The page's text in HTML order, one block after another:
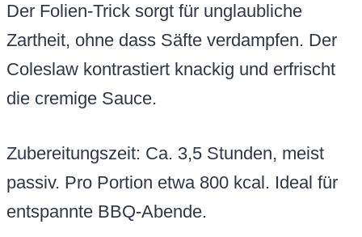
Der Folien-Trick sorgt für unglaubliche
Zartheit, ohne dass Säfte verdampfen. Der
Coleslaw kontrastiert knackig und erfrischt
die cremige Sauce.
Zubereitungszeit: Ca. 3,5 Stunden, meist
passiv. Pro Portion etwa 800 kcal. Ideal für
entspannte BBQ-Abende.